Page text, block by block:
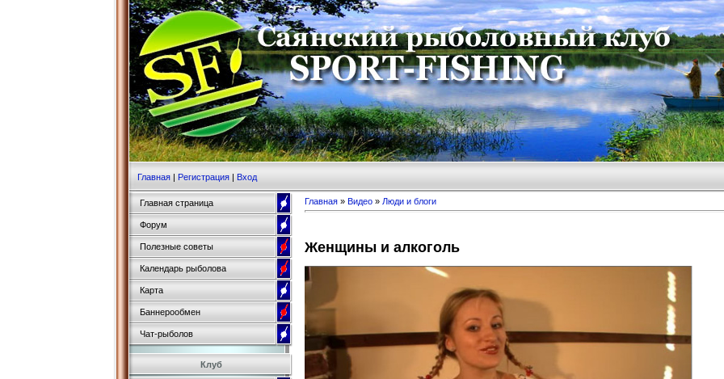
Главная | Регистрация | Вход
Главная страница
Форум
Полезные советы
Календарь рыболова
Карта
Баннерообмен
Чат-рыболов
Клуб
Главная » Видео » Люди и блоги
Женщины и алкоголь